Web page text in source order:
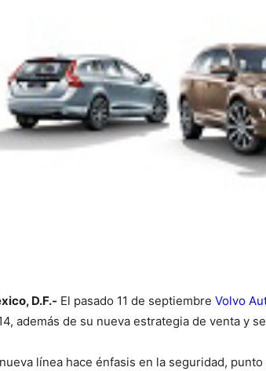
D.F.- El pasado 11 de septiembre Volvo
además de su nueva estrategia de venta y
línea hace énfasis en la seguridad,